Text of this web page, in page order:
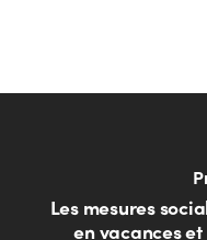
Les mesures
en vacances et